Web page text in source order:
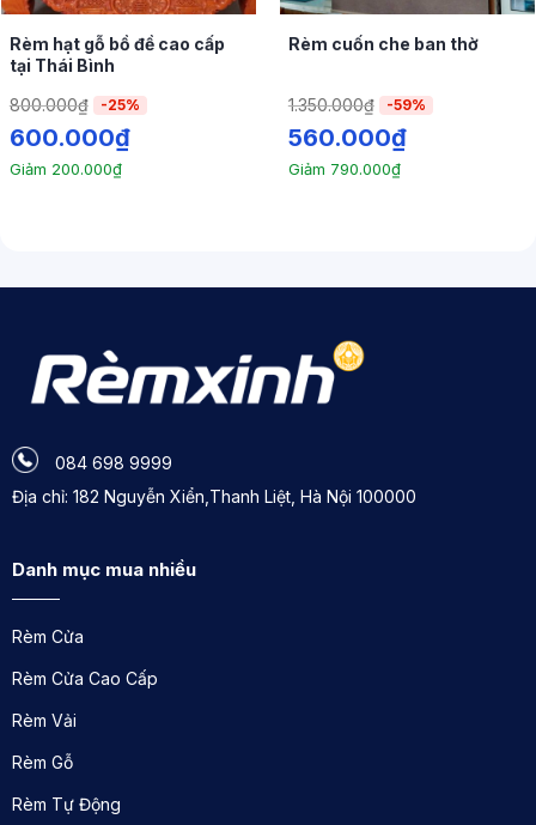
Rèm hạt gỗ bồ đề cao cấp
tại Thái Bình
800.000₫ -25%
600.000₫
Giảm 200.000₫
Rèm cuốn che ban thờ
1.350.000₫ -59%
560.000₫
Giảm 790.000₫
084 698 9999
Địa chỉ: 182 Nguyễn Xiển,Thanh Liệt, Hà Nội 100000
Danh mục mua nhiều
Rèm Cửa
Rèm Cửa Cao Cấp
Rèm Vải
Rèm Gỗ
Rèm Tự Động